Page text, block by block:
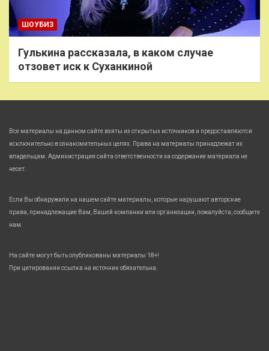
ШОУБИЗ
Гулькина рассказала, в каком случае
отзовет иск к Суханкиной
Все материалы на данном сайте взяты из открытых источников и предоставляются
исключительно в ознакомительных целях. Права на материалы принадлежат их
владельцам. Администрация сайта ответственности за содержание материала не
несет.
Если Вы обнаружили на нашем сайте материалы, которые нарушают авторские
права, принадлежащие Вам, Вашей компании или организации, пожалуйста, сообщите
нам.
На сайте могут быть опубликованы материалы 18+!
При цитировании ссылка на источник обязательна.